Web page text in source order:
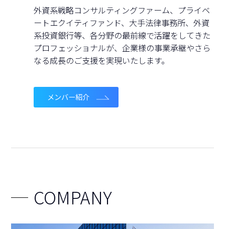
外資系戦略コンサルティングファーム、プライベ
ートエクイティファンド、 大手法律事務所、外資
系投資銀行等、各分野の最前線で活躍をしてきた
プロフェッショナルが、企業様の事業承継やさら
なる成長のご支援を実現いたします。
メンバー紹介
COMPANY